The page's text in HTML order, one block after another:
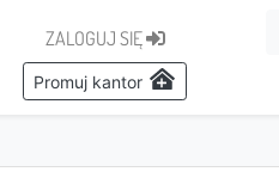
ZALOGUJ SIĘ
Promuj kantor